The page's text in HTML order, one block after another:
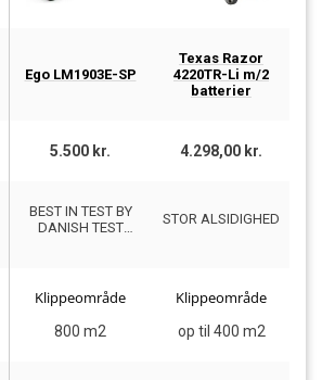
Ego LM1903E-SP
Texas Razor
4220TR-Li m/2
batterier
5.500 kr. 4.298,00 kr.
BEST IN TEST BY
DANISH TEST
STOR ALSIDIGHED
Klippeområde
800 m2
Klippeområde
op til 400 m2